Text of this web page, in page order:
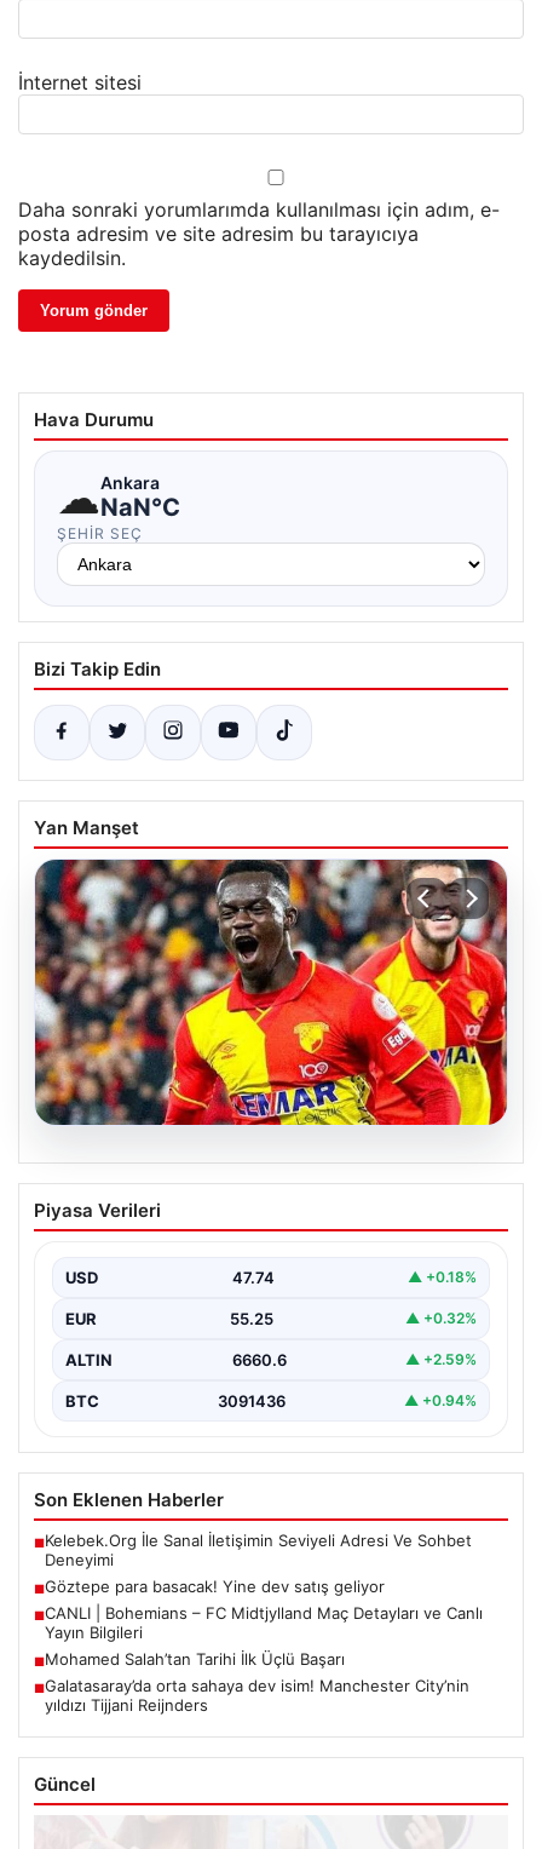
İnternet sitesi
Daha sonraki yorumlarımda kullanılması için adım, e-
posta adresim ve site adresim bu tarayıcıya
kaydedilsin.
Hava Durumu
☁Ankara
NaN°C
ŞEHIR SEÇ
Bizi Takip Edin
Yan Manşet
Göztepe para basacak! Yine dev satış
geliyor
Piyasa Verileri
USD 47.74 ▲ +0.18%
EUR 55.25 ▲ +0.32%
ALTIN 6660.6 ▲ +2.59%
BTC 3091436 ▲ +0.94%
Son Eklenen Haberler
■Kelebek.Org İle Sanal İletişimin Seviyeli Adresi Ve Sohbet
Deneyimi
■Göztepe para basacak! Yine dev satış geliyor
■CANLI | Bohemians – FC Midtjylland Maç Detayları ve Canlı
Yayın Bilgileri
■Mohamed Salah’tan Tarihi İlk Üçlü Başarı
■Galatasaray’da orta sahaya dev isim! Manchester City’nin
yıldızı Tijjani Reijnders
Güncel